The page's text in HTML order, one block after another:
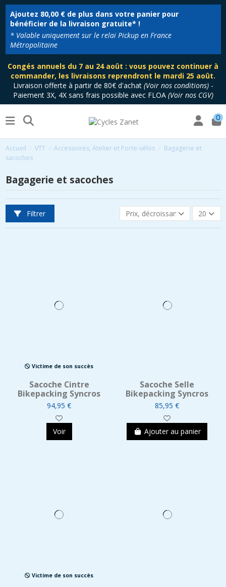
Ajoutez 80,00 €de plus dans votre panier pour
bénéficier de la livraison gratuite* !
* Valable uniquement sur le relai Pickup en France
Métropolitaine
Congés annuels du 7 au 24 août : vous pouvez continuer à
commander, les livraisons reprendront le mardi 25 août.
Livraison offerte à partir de 80€ d'achat (Voir nos conditions)-
Paiement 3X, 4X sans frais possible avec FLOA (Voir nos CGV)
0
Accueil VTT Accessoires, Atelier et Porte-vélos
Bagagerie et
sacoches
Bagagerie et sacoches
Filtrer Prix, décroissant 20
Victime de son succès
Sacoche Cintre
Bikepacking Syncros
94,95 €
Voir
Sacoche Selle
Bikepacking Syncros
85,95 €
Ajouter au panier
Victime de son succès